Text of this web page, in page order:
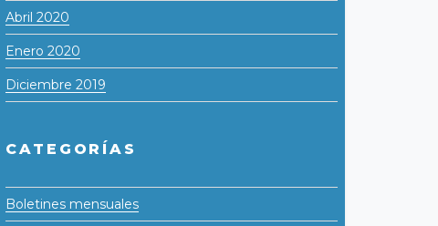
Abril 2020
Enero 2020
Diciembre 2019
CATEGORÍAS
Boletines mensuales